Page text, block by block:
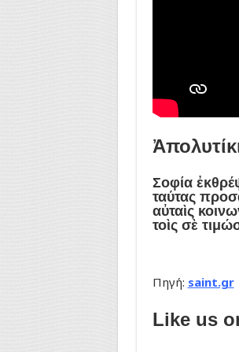
Σοφία
ταύτας
αὐταὶς
τοὶς σὲ
Πηγή: saint.gr
Like us